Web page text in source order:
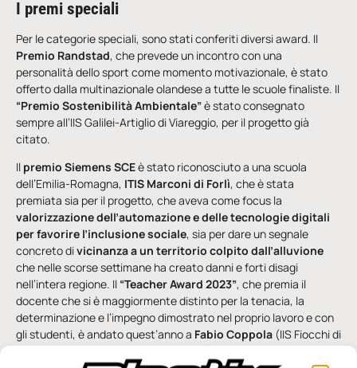
I premi speciali
Per le categorie speciali, sono stati conferiti diversi award. Il
Premio Randstad, che prevede un incontro con una
personalità dello sport come momento motivazionale, è stato
offerto dalla multinazionale olandese a tutte le scuole finaliste. Il
“Premio Sostenibilità Ambientale”è stato consegnato
sempre all’IIS Galilei-Artiglio di Viareggio, per il progetto già
citato.
Il premio Siemens SCEè stato riconosciuto a una scuola
dell’Emilia-Romagna, ITIS Marconi di Forlì, che è stata
premiata sia per il progetto, che aveva come focus la
valorizzazione dell’automazione e delle tecnologie digitali
per favorire l’inclusione sociale, sia per dare un segnale
concreto divicinanza a un territorio colpito dall’alluvione
che nelle scorse settimane ha creato danni e forti disagi
nell’intera regione. Il “Teacher Award 2023”, che premia il
docente che si è maggiormente distinto per la tenacia, la
determinazione e l’impegno dimostrato nel proprio lavoro e con
gli studenti, è andato quest’anno a Fabio Coppola (IIS Fiocchi di
Lecco e ITS Lombardia Meccatronica), mentre ad aggiudicarsi il